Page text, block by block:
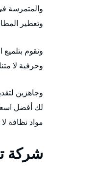
والمتمرسة
وتعطير
ونقوم
وحرفية لا
وجاهزين
لك أفضل
مواد نظافة
شركة